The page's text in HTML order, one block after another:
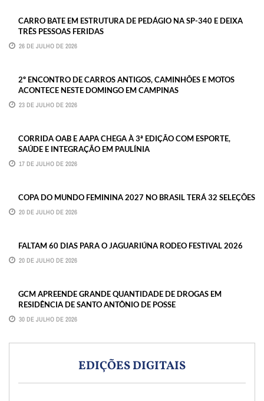
CARRO BATE EM ESTRUTURA DE PEDÁGIO NA SP-340 E DEIXA
TRÊS PESSOAS FERIDAS
26 DE JULHO DE 2026
2º ENCONTRO DE CARROS ANTIGOS, CAMINHÕES E MOTOS
ACONTECE NESTE DOMINGO EM CAMPINAS
23 DE JULHO DE 2026
CORRIDA OAB E AAPA CHEGA À 3ª EDIÇÃO COM ESPORTE,
SAÚDE E INTEGRAÇÃO EM PAULÍNIA
17 DE JULHO DE 2026
COPA DO MUNDO FEMININA 2027 NO BRASIL TERÁ 32 SELEÇÕES
20 DE JULHO DE 2026
FALTAM 60 DIAS PARA O JAGUARIÚNA RODEO FESTIVAL 2026
20 DE JULHO DE 2026
GCM APREENDE GRANDE QUANTIDADE DE DROGAS EM
RESIDÊNCIA DE SANTO ANTÔNIO DE POSSE
30 DE JULHO DE 2026
EDIÇÕES DIGITAIS